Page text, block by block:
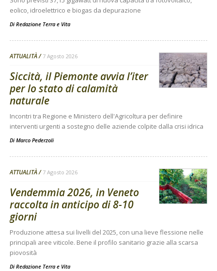
eolico, idroelettrico e biogas da depurazione
Di Redazione Terra e Vita
ATTUALITÀ 7 Agosto 2026
Siccità, il Piemonte avvia l’iter
per lo stato di calamità
naturale
Incontri tra Regione e Ministero dell'Agricoltura per definire
interventi urgenti a sostegno delle aziende colpite dalla crisi idrica
Di Marco Pederzoli
ATTUALITÀ 7 Agosto 2026
Vendemmia 2026, in Veneto
raccolta in anticipo di 8-10
giorni
Produzione attesa sui livelli del 2025, con una lieve flessione nelle
principali aree viticole. Bene il profilo sanitario grazie alla scarsa
piovosità
Di Redazione Terra e Vita